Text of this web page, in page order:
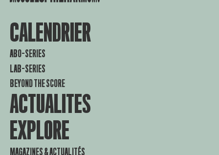
CALENDRIER
ABO-SERIES
LAB-SERIES
BEYOND THE SCORE
ACTUALITES
EXPLORE
MAGAZINES & ACTUALITÉS